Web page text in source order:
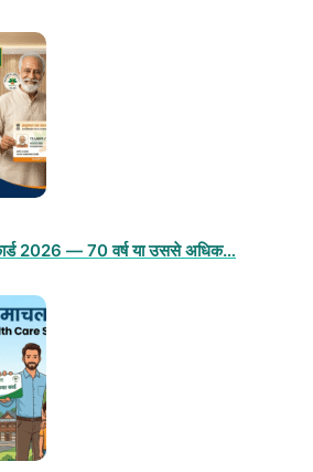
2026 — 70 वर्ष या उससे अधिक…